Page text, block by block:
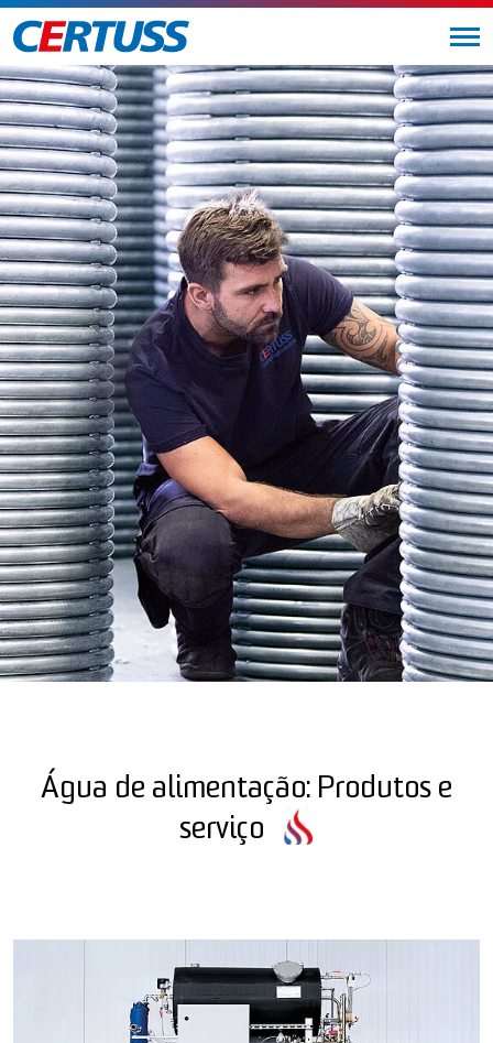
Água de alimentação: Produtos e
serviço